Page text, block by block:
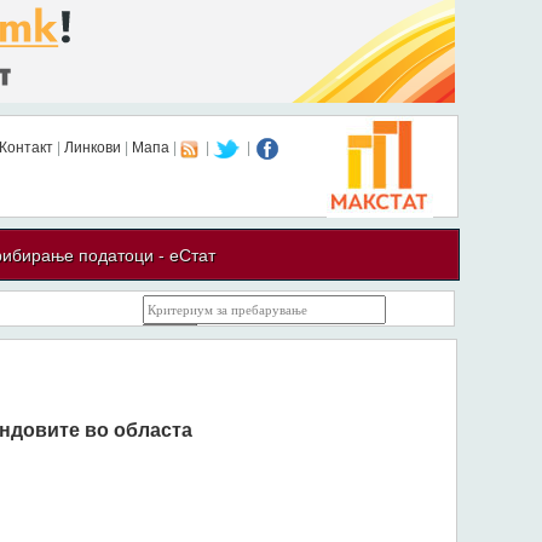
Контакт| Линкови Мапа| | |
податоци - еСтат
во областа